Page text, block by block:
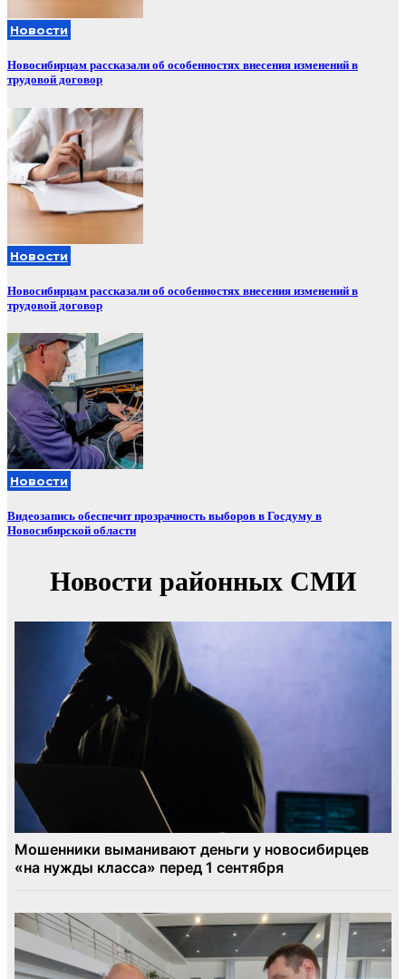
Новости
Новосибирцам рассказали об особенностях внесения изменений в
трудовой договор
Новости
Новосибирцам рассказали об особенностях внесения изменений в
трудовой договор
Новости
Видеозапись обеспечит прозрачность выборов в Госдуму в
Новосибирской области